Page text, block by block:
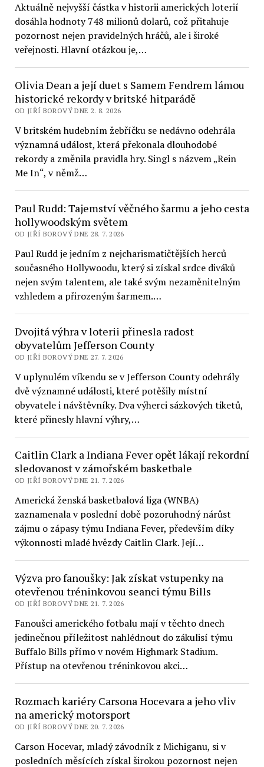
Aktuálně nejvyšší částka v historii amerických loterií
dosáhla hodnoty 748 milionů dolarů, což přitahuje
pozornost nejen pravidelných hráčů, ale i široké
veřejnosti. Hlavní otázkou je,…
Olivia Dean a její duet s Samem Fendrem lámou
historické rekordy v britské hitparádě
OD JIŘÍ BOROVÝ DNE 2. 8. 2026
V britském hudebním žebříčku se nedávno odehrála
významná událost, která překonala dlouhodobé
rekordy a změnila pravidla hry. Singl s názvem „Rein
Me In“, v němž…
Paul Rudd: Tajemství věčného šarmu a jeho cesta
hollywoodským světem
OD JIŘÍ BOROVÝ DNE 28. 7. 2026
Paul Rudd je jedním z nejcharismatičtějších herců
současného Hollywoodu, který si získal srdce diváků
nejen svým talentem, ale také svým nezaměnitelným
vzhledem a přirozeným šarmem.…
Dvojitá výhra v loterii přinesla radost
obyvatelům Jefferson County
OD JIŘÍ BOROVÝ DNE 27. 7. 2026
V uplynulém víkendu se v Jefferson County odehrály
dvě významné události, které potěšily místní
obyvatele i návštěvníky. Dva výherci sázkových tiketů,
které přinesly hlavní výhry,…
Caitlin Clark a Indiana Fever opět lákají rekordní
sledovanost v zámořském basketbale
OD JIŘÍ BOROVÝ DNE 21. 7. 2026
Americká ženská basketbalová liga (WNBA)
zaznamenala v poslední době pozoruhodný nárůst
zájmu o zápasy týmu Indiana Fever, především díky
výkonnosti mladé hvězdy Caitlin Clark. Její…
Výzva pro fanoušky: Jak získat vstupenky na
otevřenou tréninkovou seanci týmu Bills
OD JIŘÍ BOROVÝ DNE 21. 7. 2026
Fanoušci amerického fotbalu mají v těchto dnech
jedinečnou příležitost nahlédnout do zákulisí týmu
Buffalo Bills přímo v novém Highmark Stadium.
Přístup na otevřenou tréninkovou akci…
Rozmach kariéry Carsona Hocevara a jeho vliv
na americký motorsport
OD JIŘÍ BOROVÝ DNE 20. 7. 2026
Carson Hocevar, mladý závodník z Michiganu, si v
posledních měsících získal širokou pozornost nejen